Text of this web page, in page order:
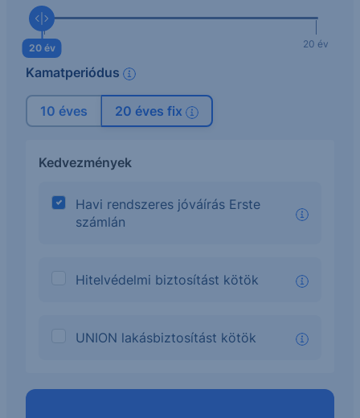
20 év
10 év 20 év
Kamatperiódus
10 éves 20 éves fix
Kedvezmények
Havi rendszeres jóváírás Erste
számlán
Hitelvédelmi biztosítást kötök
UNION lakásbiztosítást kötök